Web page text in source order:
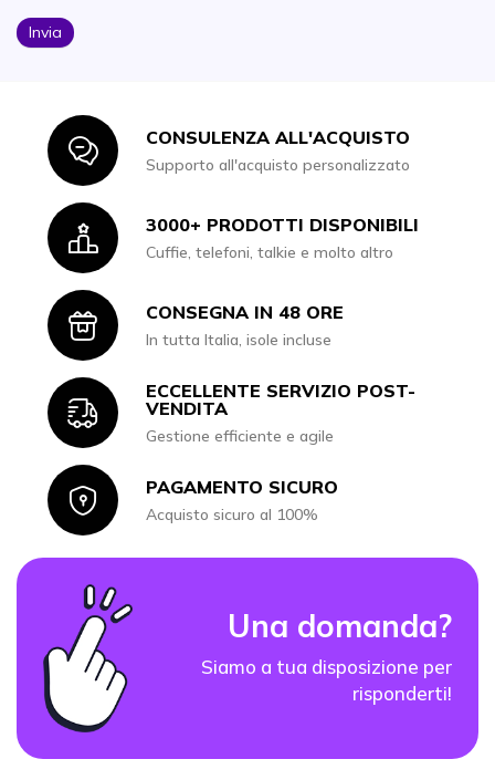
Invia
IconCONSULENZA ALL'ACQUISTO
Supporto all'acquisto personalizzato
Icon3000+ PRODOTTI DISPONIBILI
Cuffie, telefoni, talkie e molto altro
IconCONSEGNA IN 48 ORE
In tutta Italia, isole incluse
Icon
ECCELLENTE SERVIZIO POST-
VENDITA
Gestione efficiente e agile
IconPAGAMENTO SICURO
Acquisto sicuro al 100%
Una domanda?
Siamo a tua disposizione per
risponderti!